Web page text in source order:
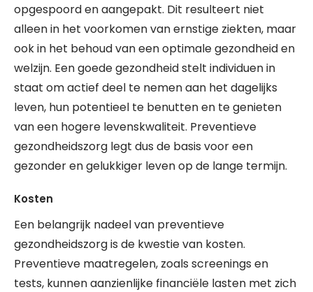
opgespoord en aangepakt. Dit resulteert niet
alleen in het voorkomen van ernstige ziekten, maar
ook in het behoud van een optimale gezondheid en
welzijn. Een goede gezondheid stelt individuen in
staat om actief deel te nemen aan het dagelijks
leven, hun potentieel te benutten en te genieten
van een hogere levenskwaliteit. Preventieve
gezondheidszorg legt dus de basis voor een
gezonder en gelukkiger leven op de lange termijn.
Kosten
Een belangrijk nadeel van preventieve
gezondheidszorg is de kwestie van kosten.
Preventieve maatregelen, zoals screenings en
tests, kunnen aanzienlijke financiële lasten met zich